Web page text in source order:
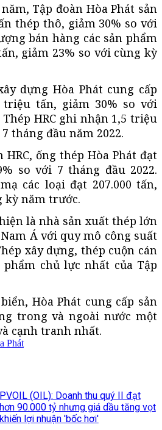
Tập đoàn Hòa Phát sản
thép thô, giảm 30% so với
bán hàng các sản phẩm
giảm 23% so với cùng kỳ
dựng Hòa Phát cung cấp
tấn, giảm 30% so với
HRC ghi nhận 1,5 triệu
tháng đầu năm 2022.
HRC, ống thép Hòa Phát đạt
so với 7 tháng đầu 2022.
các loại đạt 207.000 tấn,
kỳ năm trước.
là nhà sản xuất thép lớn
Á với quy mô công suất
xây dựng, thép cuộn cán
chủ lực nhất của Tập
Hòa Phát cung cấp sản
trong và ngoài nước một
cạnh tranh nhất.
Phát
PVOIL (OIL): Doanh thu quý II đạt
hơn 90.000 tỷ nhưng giá dầu tăng vọt
lợi nhuận 'bốc hơi'